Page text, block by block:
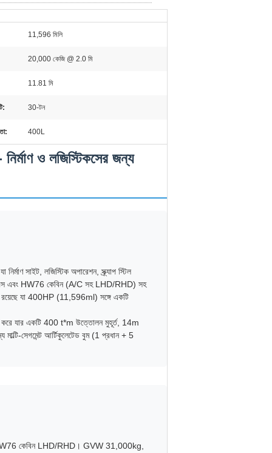
11,596 মিলি
20,000 কেজি @ 2.0 মি
11.81 মি
30-টন
400L
ও লজিস্টিকসের জন্য
সাইট, লজিস্টিক অপারেশন, স্ক্র্যাপ স্টিল
এবং HW76 কেবিন (A/C সহ LHD/RHD) সহ
যা 400HP (11,596ml) সঙ্গে একটি
যার একটি 400 t*m উত্তোলন মুহূর্ত, 14m
সেগমেন্ট আর্টিকুলেটেড বুম (1 প্রধান + 5
কেবিন LHD/RHD। GVW 31,000kg,